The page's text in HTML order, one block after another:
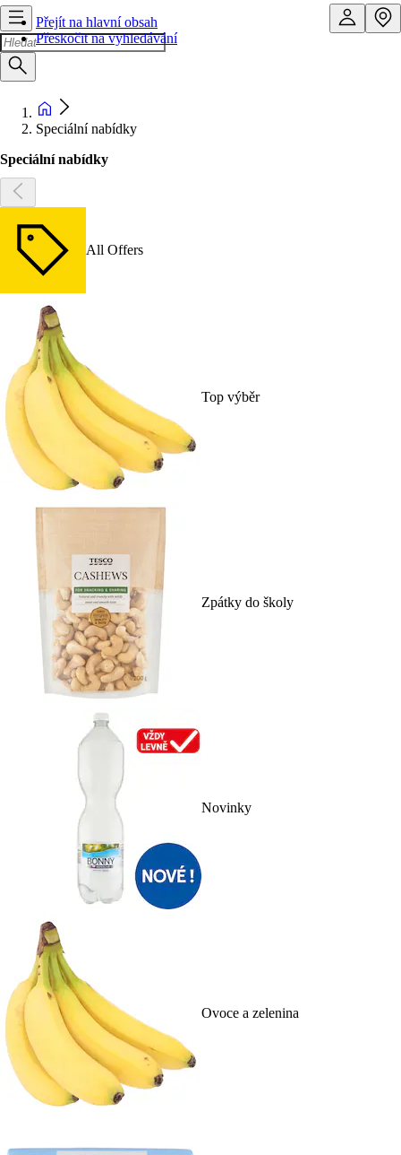
Přejít na hlavní obsah
Přeskočit na vyhledávání
Speciální nabídky
Speciální nabídky
All Offers
Top výběr
Zpátky do školy
Novinky
Ovoce a zelenina